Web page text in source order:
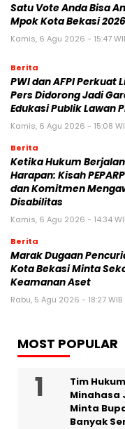
Satu Vote Anda Bisa
Mpok Kota Bekasi 2026
Kamis, 6 Agu 2026 - 15:47
Berita
PWI dan AFPI Perkuat
Pers Didorong Jadi
Edukasi Publik Lawan
Kamis, 6 Agu 2026 - 15:08
Berita
Ketika Hukum
Harapan: Kisah
dan Komitmen
Disabilitas
Kamis, 6 Agu 2026 - 14:34
Berita
‎Marak Dugaan
Kota Bekasi Minta
Keamanan Aset
Rabu, 5 Agu 2026 - 18:27 WIB
MOST POPULAR
Tim
Minahasa
Minta
Banyak